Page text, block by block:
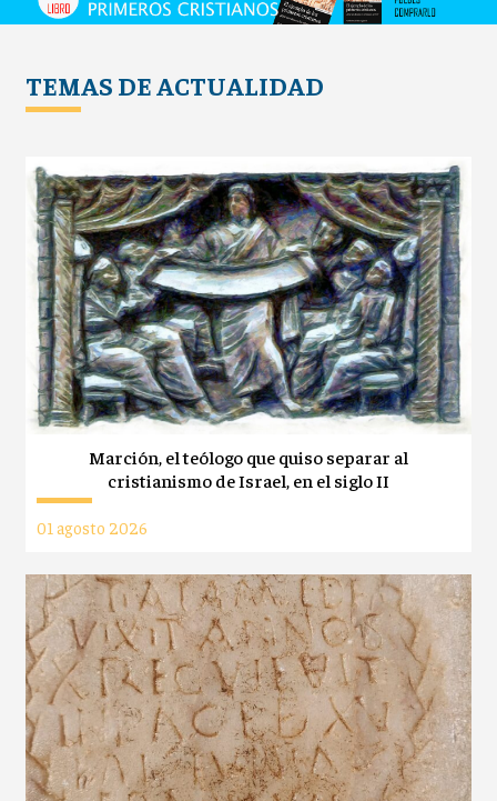
TEMAS DE ACTUALIDAD
Marción, el teólogo que quiso separar al
cristianismo de Israel, en el siglo II
01 agosto 2026